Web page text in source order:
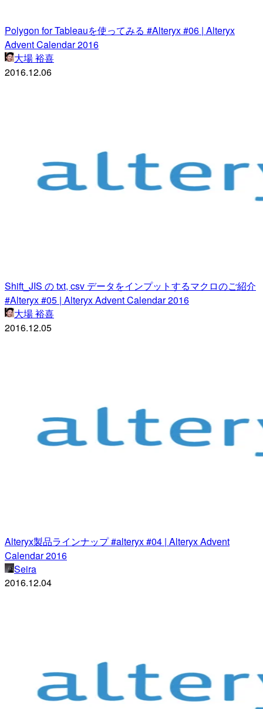
Polygon for Tableauを使ってみる #Alteryx #06 | Alteryx
Advent Calendar 2016
大場 裕喜
2016.12.06
Shift_JIS の txt, csv データをインプットするマクロのご紹介
#Alteryx #05 | Alteryx Advent Calendar 2016
大場 裕喜
2016.12.05
Alteryx製品ラインナップ #alteryx #04 | Alteryx Advent
Calendar 2016
Seira
2016.12.04